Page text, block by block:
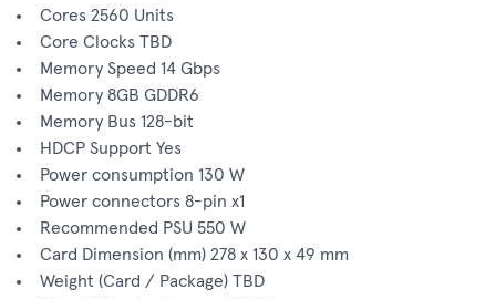
Cores 2560 Units
Core Clocks TBD
Memory Speed 14 Gbps
Memory 8GB GDDR6
Memory Bus 128-bit
HDCP Support Yes
Power consumption 130 W
Power connectors 8-pin x1
Recommended PSU 550 W
Card Dimension (mm) 278 x 130 x 49 mm
Weight (Card / Package) TBD